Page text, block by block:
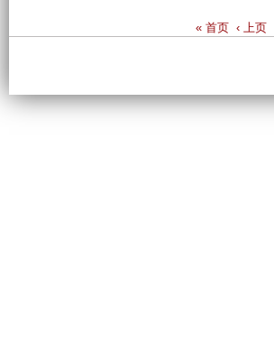
e
« 首页 ‹ 上页